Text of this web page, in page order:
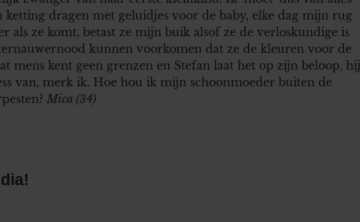
ketting dragen met geluidjes voor de baby, elke dag mijn rug
als ze komt, betast ze mijn buik alsof ze de verloskundige is
kunnen voorkomen dat ze de kleuren voor de
mens kent geen grenzen en Stefan laat het op zijn beloop, hij
van, merk ik. Hoe hou ik mijn schoonmoeder buiten de
Mica (34)